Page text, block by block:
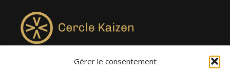
Gérer le consentement
4957, rue Lionel-Groulx, bureau 819, Saint-Augustin-de-